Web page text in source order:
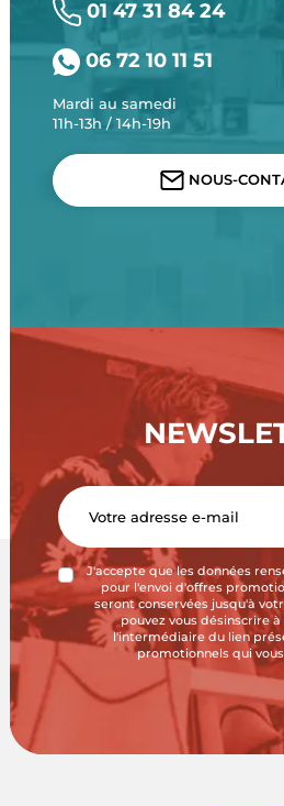
01 47 31 84 24
06 72 10 11 51
Mardi au samedi
11h-13h / 14h-19h
NOUS-
J'accepte que les données
pour l'envoi d'offres
seront conservées jusqu'à
pouvez vous désinscrire
l'intermédiaire du lien
promotionnels qui